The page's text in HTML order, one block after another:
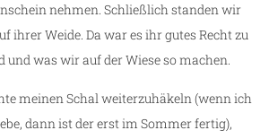
nehmen. Schließlich standen wir
ihrer Weide. Da war es ihr gutes Recht zu
und was wir auf der Wiese so machen.
meinen Schal weiterzuhäkeln (wenn ich
dann ist der erst im Sommer fertig),